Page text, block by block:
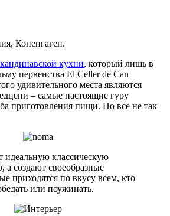
Копенгаген.
кухни, который лишь в
первенства El Celler de Can
удивительного места являются
– самые настоящие гуру
приготовления пищи. Но все не так
идеальную классическую
создают своеобразные
приходятся по вкусу всем, кто
или поужинать.